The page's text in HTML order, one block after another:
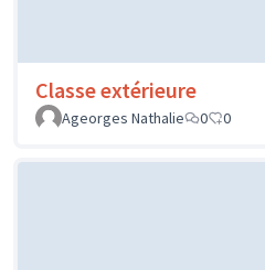
Classe extérieure
Ageorges Nathalie
0 0